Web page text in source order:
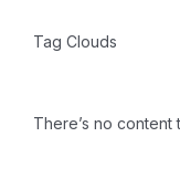
Tag Clouds
There’s no